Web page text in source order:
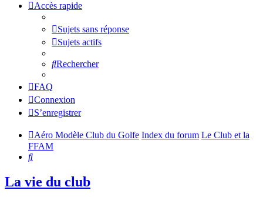
Accès rapide
Sujets sans réponse
Sujets actifs
Rechercher
FAQ
Connexion
S’enregistrer
Aéro Modèle Club du Golfe Index du forum Le Club et la
FFAM
Rechercher
La vie du club